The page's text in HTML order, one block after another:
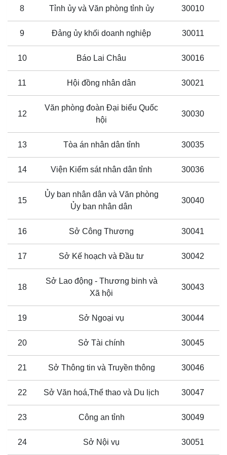
8 Tỉnh ủy và Văn phòng tỉnh ủy 30010
9 Đảng ủy khối doanh nghiệp 30011
10 Báo Lai Châu 30016
11 Hội đồng nhân dân 30021
12
Văn phòng đoàn Đại biểu Quốc
hội
30030
13 Tòa án nhân dân tỉnh 30035
14 Viện Kiểm sát nhân dân tỉnh 30036
15
Ủy ban nhân dân và Văn phòng
Ủy ban nhân dân
30040
16 Sở Công Thương 30041
17 Sở Kế hoạch và Đầu tư 30042
18
Sở Lao động - Thương binh và
Xã hội
30043
19 Sở Ngoại vụ 30044
20 Sở Tài chính 30045
21 Sở Thông tin và Truyền thông 30046
22 Sở Văn hoá,Thể thao và Du lịch 30047
23 Công an tỉnh 30049
24 Sở Nội vụ 30051